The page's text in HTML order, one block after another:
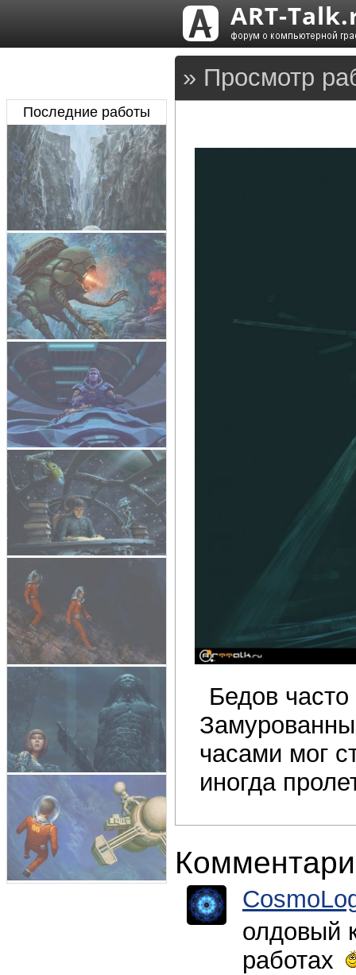
» Просмотр
Бедов
часами мог
иногда
олдовый
работах
Последние работы